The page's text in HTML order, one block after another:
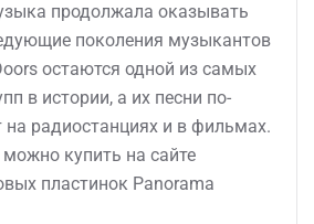
продолжала оказывать
поколения музыкантов
остаются одной из самых
в истории, а их песни по-
на радиостанциях и в фильмах.
купить на сайте
пластинок Panorama